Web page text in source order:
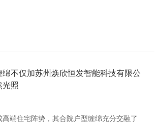
绵不仅加苏州焕欣恒发智能科技有限公
光照
端住宅阵势，其合院户型缠绵充分交融了